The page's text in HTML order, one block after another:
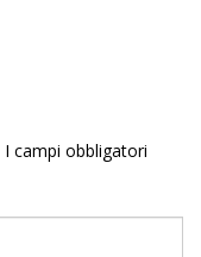
I campi obbligatori